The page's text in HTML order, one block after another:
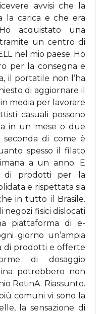
avvisi che la
la carica e che era
acquistato una
un centro di
nel mio paese. Ho
per la consegna e
il portatile non l’ha
di aggiornare il
media per lavorare
casuali possono
in un mese o due
di come è
spesso il filato
a un anno. E
di prodotti per la
e rispettata sia
in tutto il Brasile.
negozi fisici dislocati
piattaforma di e-
giorno un’ampia
di prodotti e offerte
di dosaggio
potrebbero non
RetinA. Riassunto.
comuni vi sono la
la sensazione di